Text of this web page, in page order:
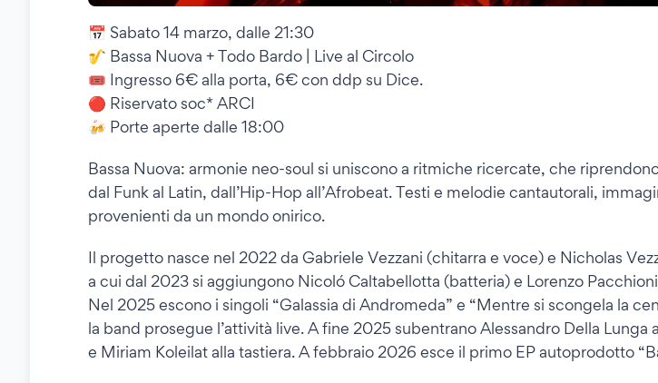
📅 Sabato 14 marzo, dalle 21:30
🎷 Bassa Nuova + Todo Bardo | Live al Circolo
🎟 Ingresso 6€ alla porta, 6€ con ddp su Dice.
🔴 Riservato soc* ARCI
🍻 Porte aperte dalle 18:00
Bassa Nuova: armonie neo-soul si uniscono a ritmiche ricercate, che
dal Funk al Latin, dall’Hip-Hop all’Afrobeat. Testi e melodie cantautorali,
provenienti da un mondo onirico.
Il progetto nasce nel 2022 da Gabriele Vezzani (chitarra e voce) e Nicholas
a cui dal 2023 si aggiungono Nicoló Caltabellotta (batteria) e Lorenzo
Nel 2025 escono i singoli “Galassia di Andromeda” e “Mentre si scongela la
la band prosegue l’attività live. A fine 2025 subentrano Alessandro Della Lunga
e Miriam Koleilat alla tastiera. A febbraio 2026 esce il primo EP autoprodotto